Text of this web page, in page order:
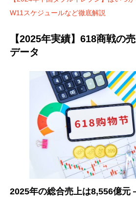
W11スケジュールなど徹底解説
【2025年実績】618商戦の
データ
2025年の総合売上は8,556億